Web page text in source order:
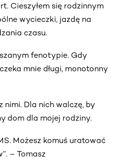
Cieszyłem się rodzinnym
wycieczki, jazdę na
czasu.
fenotypie. Gdy
mnie długi, monotonny
Dla nich walczę, by
dom dla mojej rodziny.
Możesz komuś uratować
– Tomasz